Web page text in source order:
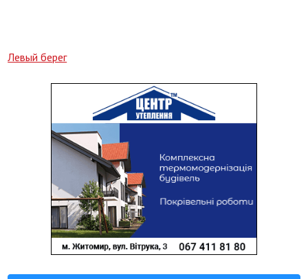
Левый берег